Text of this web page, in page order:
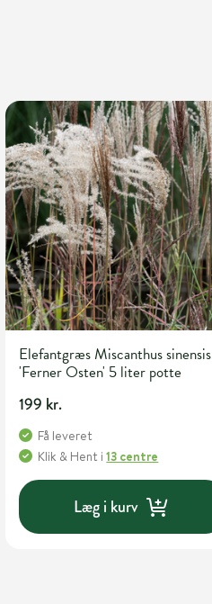
Elefantgræs Miscanthus sinensis
'Ferner Osten' 5 liter potte
199 kr.
Få leveret
Klik & Hent i13 centre
Læg i kurv